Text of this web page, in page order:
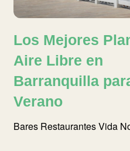
Los Mejores
Aire Libre en
Barranquilla
Verano
Bares RestaurantesVida